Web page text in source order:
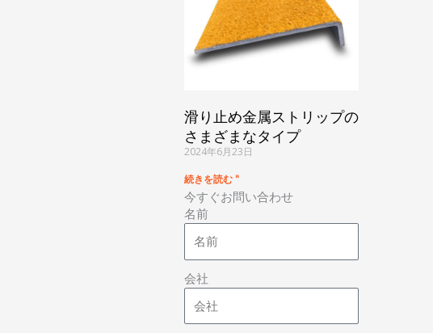
滑り止め金属ストリップの
さまざまなタイプ
2024年6月23日
続きを読む "
今すぐお問い合わせ
名前
会社